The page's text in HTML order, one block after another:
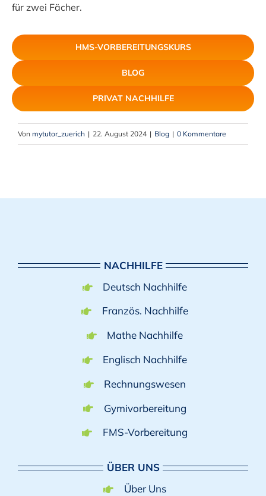
für zwei Fächer.
HMS-VORBEREITUNGSKURS
BLOG
PRIVAT NACHHILFE
Von mytutor_zuerich | 22. August 2024 | Blog | 0 Kommentare
NACHHILFE
Deutsch Nachhilfe
Französ. Nachhilfe
Mathe Nachhilfe
Englisch Nachhilfe
Rechnungswesen
Gymivorbereitung
FMS-Vorbereitung
ÜBER UNS
Über Uns